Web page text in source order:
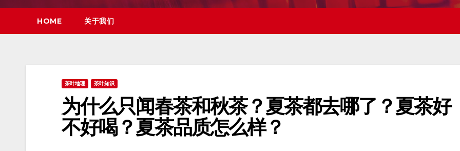
HOME 关于我们
茶叶地理 茶叶知识
为什么只闻春茶和秋茶？夏茶都去哪了？夏茶好
不好喝？夏茶品质怎么样？